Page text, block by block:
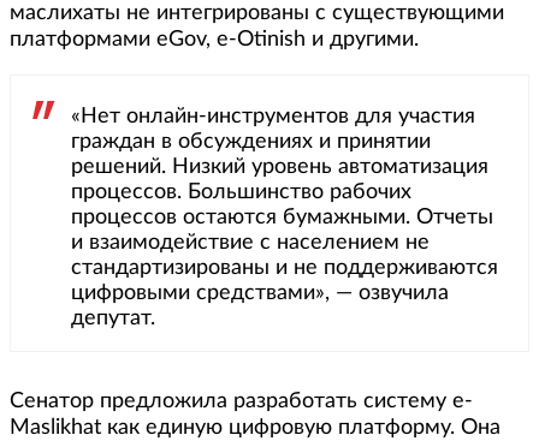
маслихаты не интегрированы с существующими
платформами eGov, е-Оtinish и другими.
«Нет онлайн-инструментов для участия
граждан в обсуждениях и принятии
решений. Низкий уровень автоматизация
процессов. Большинство рабочих
процессов остаются бумажными. Отчеты
и взаимодействие с населением не
стандартизированы и не поддерживаются
цифровыми средствами», — озвучила
депутат.
Сенатор предложила разработать систему e-
Maslikhat как единую цифровую платформу. Она